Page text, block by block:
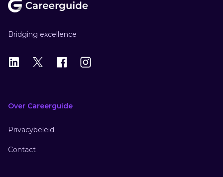
Bridging excellence
LinkedIn
X Instagram
Over Careerguide
Privacybeleid
Contact